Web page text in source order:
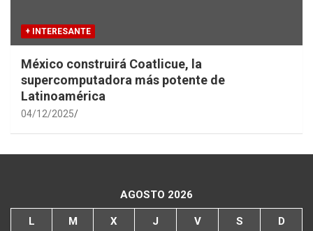
+ INTERESANTE
México construirá Coatlicue, la
supercomputadora más potente de
Latinoamérica
04/12/2025
AGOSTO 2026
L M X J V S D